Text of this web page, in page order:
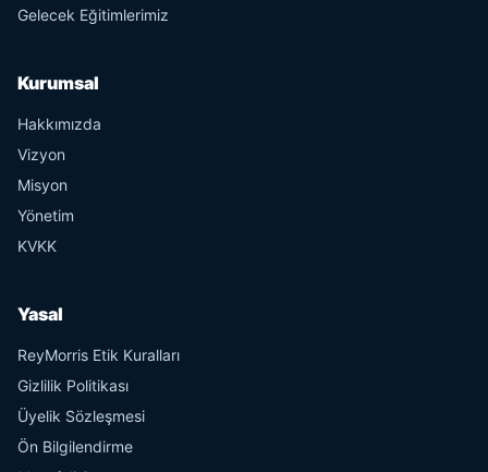
Gelecek Eğitimlerimiz
Kurumsal
Hakkımızda
Vizyon
Misyon
Yönetim
KVKK
Yasal
ReyMorris Etik Kuralları
Gizlilik Politikası
Üyelik Sözleşmesi
Ön Bilgilendirme